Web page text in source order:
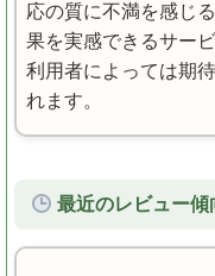
応の質に不満を感じ
果を実感できるサー
利用者によっては期
れます。
最近のレビュー傾